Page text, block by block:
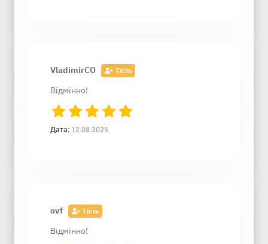
VladimirCO Гість
Відмінно!
Дата: 12.08.2025
ovf Гість
Відмінно!